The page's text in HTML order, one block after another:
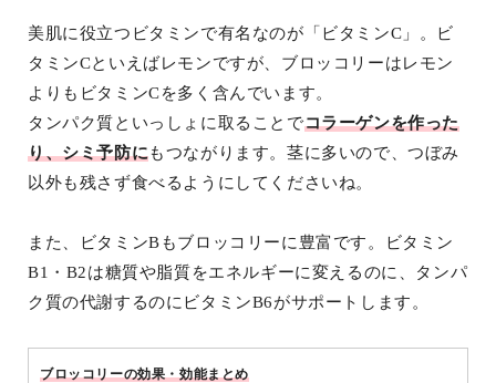
美肌に役立つビタミンで有名なのが「ビタミンC」。ビ
タミンCといえばレモンですが、ブロッコリーはレモン
よりもビタミンCを多く含んでいます。
タンパク質といっしょに取ることでコラーゲンを作った
り、シミ予防にもつながります。茎に多いので、つぼみ
以外も残さず食べるようにしてくださいね。
また、ビタミンBもブロッコリーに豊富です。ビタミン
B1・B2は糖質や脂質をエネルギーに変えるのに、タンパ
ク質の代謝するのにビタミンB6がサポートします。
ブロッコリーの効果・効能まとめ